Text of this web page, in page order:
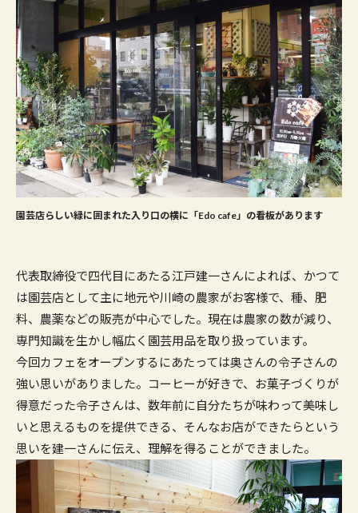
園芸店らしい緑に囲まれた入り口の横に「Edo cafe」の看板があります
代表取締役で四代目にあたる江戸建一さんによれば、かつて
は園芸店として主に地元や川崎の農家がお客様で、種、肥
料、農薬などの販売が中心でした。現在は農家の数が減り、
専門知識を生かし幅広く園芸用品を取り扱っています。
今回カフェをオープンするにあたっては奥さんの令子さんの
強い思いがありました。コーヒーが好きで、お菓子づくりが
得意だった令子さんは、数年前に自分たちが味わって美味し
いと思えるものを提供できる、そんなお店ができたらという
思いを建一さんに伝え、理解を得ることができました。